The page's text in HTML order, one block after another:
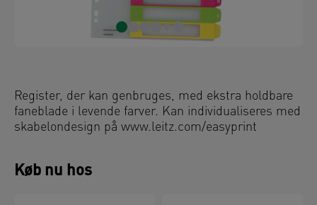
Register, der kan genbruges, med ekstra holdbare
faneblade i levende farver. Kan individualiseres med
skabelondesign på www.leitz.com/easyprint
Køb nu hos